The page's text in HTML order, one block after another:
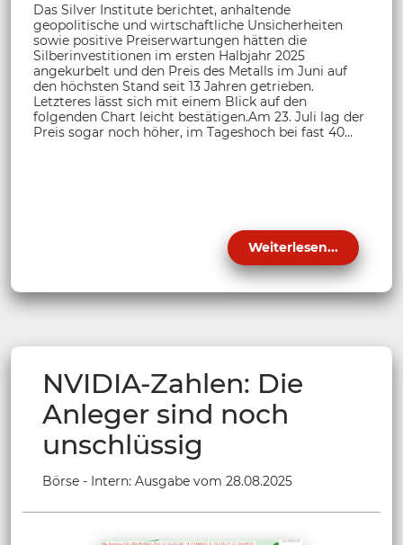
Das Silver Institute berichtet, anhaltende
geopolitische und wirtschaftliche Unsicherheiten
sowie positive Preiserwartungen hätten die
Silberinvestitionen im ersten Halbjahr 2025
angekurbelt und den Preis des Metalls im Juni auf
den höchsten Stand seit 13 Jahren getrieben.
Letzteres lässt sich mit einem Blick auf den
folgenden Chart leicht bestätigen.Am 23. Juli lag der
Preis sogar noch höher, im Tageshoch bei fast 40...
Weiterlesen...
NVIDIA-Zahlen: Die
Anleger sind noch
unschlüssig
Börse - Intern: Ausgabe vom 28.08.2025